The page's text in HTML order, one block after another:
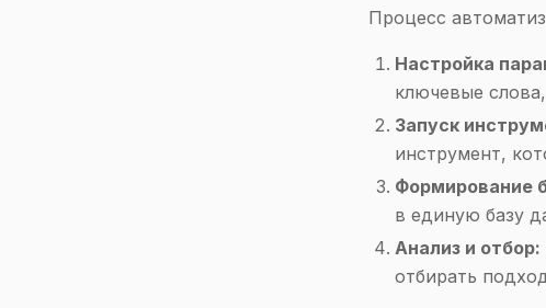
Процесс
Настройка
ключевые
Запуск
инструмент,
Формирование
в единую базу
Анализ и отбор:
отбирать